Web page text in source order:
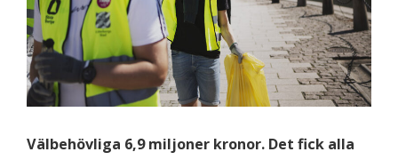
Välbehövliga 6,9 miljoner kronor. Det fick alla